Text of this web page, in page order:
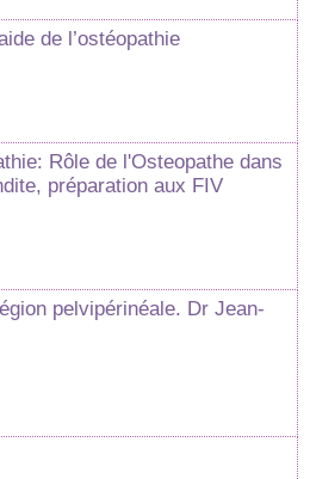
de l’ostéopathie
Rôle de l'Osteopathe dans
préparation aux FIV
pelvipérinéale. Dr Jean-